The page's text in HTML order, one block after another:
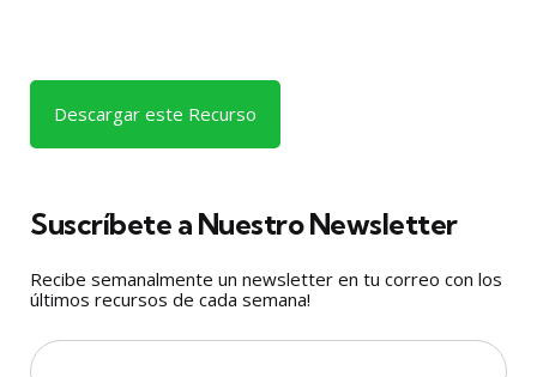
Descargar este Recurso
Suscríbete a Nuestro Newsletter
Recibe semanalmente un newsletter en tu correo con los
últimos recursos de cada semana!